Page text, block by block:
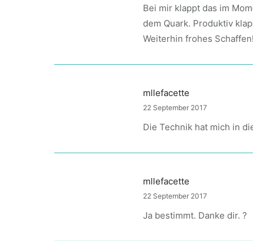
Bei mir klappt das im
dem Quark. Produktiv
Weiterhin frohes Schaffen!
mllefacette
22 September 2017
Die Technik hat mich in
mllefacette
22 September 2017
Ja bestimmt. Danke dir. ?